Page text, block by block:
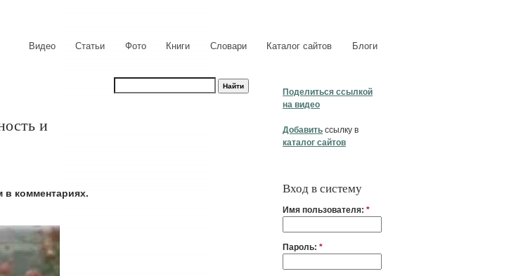
Видео Статьи Фото Книги Словари Каталог сайтов Блоги
Поделиться ссылкой
на видео
Добавить ссылку в
каталог сайтов
Вход в систему
Имя пользователя: *
Пароль: *
и
в комментариях.